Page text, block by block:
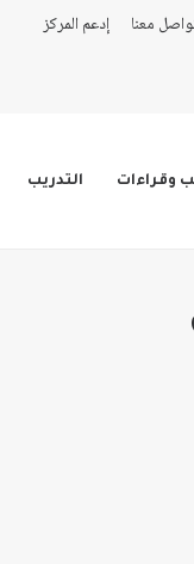
معنا إدعم المركز
وقراءات التدريب